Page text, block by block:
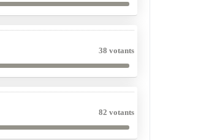
38 votants
82 votants